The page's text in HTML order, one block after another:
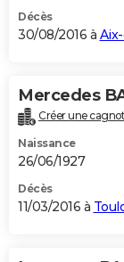
Décès
30/08/2016 à
Mercedes
Créer une
Naissance
26/06/1927
Décès
11/03/2016 à